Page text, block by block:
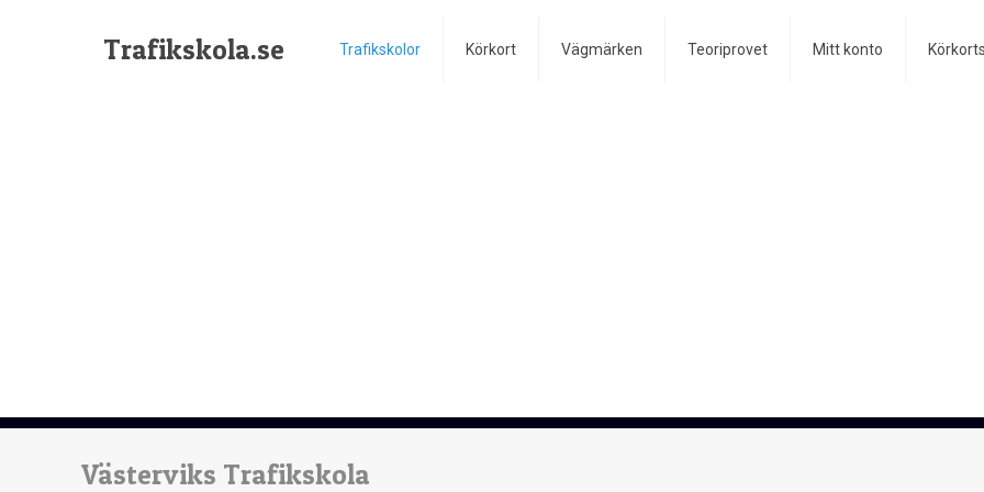
Trafikskola.se Trafikskolor Körkort Vägmärken Teoriprovet Mitt konto
Västerviks Trafikskola